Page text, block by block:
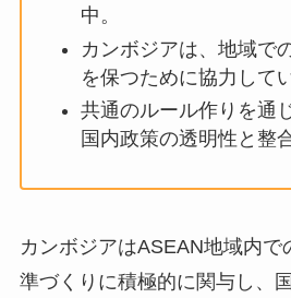
中。
カンボジアは、地域で
を保つために協力して
共通のルール作りを通
国内政策の透明性と整
カンボジアはASEAN地域内で
準づくりに積極的に関与し、